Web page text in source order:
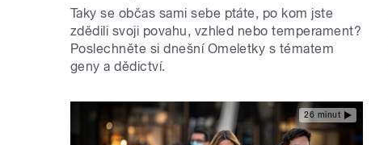
Taky se občas sami sebe ptáte, po kom jste
zdědili svoji povahu, vzhled nebo temperament?
Poslechněte si dnešní Omeletky s tématem
geny a dědictví.
26 minut